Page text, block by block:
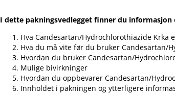
I dette pakningsvedlegget finner du informasjon
Hva Candesartan​/​Hydrochlorothiazide Krka
Hva du må vite før du bruker Candesartan​/​
Hvordan du bruker Candesartan​/​
Mulige bivirkninger
Hvordan du oppbevarer Candesartan​/​
Innholdet i pakningen og ytterligere